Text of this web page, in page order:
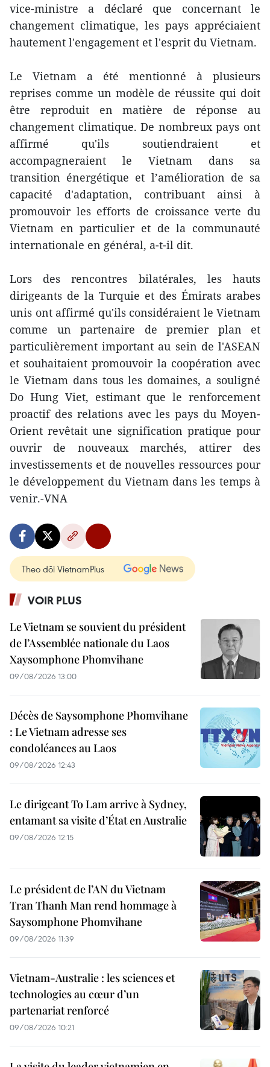
vice-ministre a déclaré que concernant le
changement climatique, les pays appréciaient
hautement l'engagement et l'esprit du Vietnam.
Le Vietnam a été mentionné à plusieurs
reprises comme un modèle de réussite qui doit
être reproduit en matière de réponse au
changement climatique. De nombreux pays ont
affirmé qu'ils soutiendraient et
accompagneraient le Vietnam dans sa
transition énergétique et l’amélioration de sa
capacité d'adaptation, contribuant ainsi à
promouvoir les efforts de croissance verte du
Vietnam en particulier et de la communauté
internationale en général, a-t-il dit.
Lors des rencontres bilatérales, les hauts
dirigeants de la Turquie et des Émirats arabes
unis ont affirmé qu'ils considéraient le Vietnam
comme un partenaire de premier plan et
particulièrement important au sein de l'ASEAN
et souhaitaient promouvoir la coopération avec
le Vietnam dans tous les domaines, a souligné
Do Hung Viet, estimant que le renforcement
proactif des relations avec les pays du Moyen-
Orient revêtait une signification pratique pour
ouvrir de nouveaux marchés, attirer des
investissements et de nouvelles ressources pour
le développement du Vietnam dans les temps à
venir.-VNA
Theo dõi VietnamPlus
VOIR PLUS
Le Vietnam se souvient du président
de l’Assemblée nationale du Laos
Xaysomphone Phomvihane
09/08/2026 13:00
Décès de Saysomphone Phomvihane
: Le Vietnam adresse ses
condoléances au Laos
09/08/2026 12:43
Le dirigeant To Lam arrive à Sydney,
entamant sa visite d’État en Australie
09/08/2026 12:15
Le président de l’AN du Vietnam
Tran Thanh Man rend hommage à
Saysomphone Phomvihane
09/08/2026 11:39
Vietnam-Australie : les sciences et
technologies au cœur d’un
partenariat renforcé
09/08/2026 10:21